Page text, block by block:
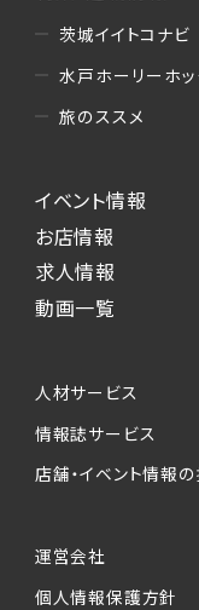
茨城イイトコナビ
水戸ホーリーホッ
旅のススメ
イベント情報
お店情報
求人情報
動画一覧
人材サービス
情報誌サービス
店舗・イベント情報
運営会社
個人情報保護方針